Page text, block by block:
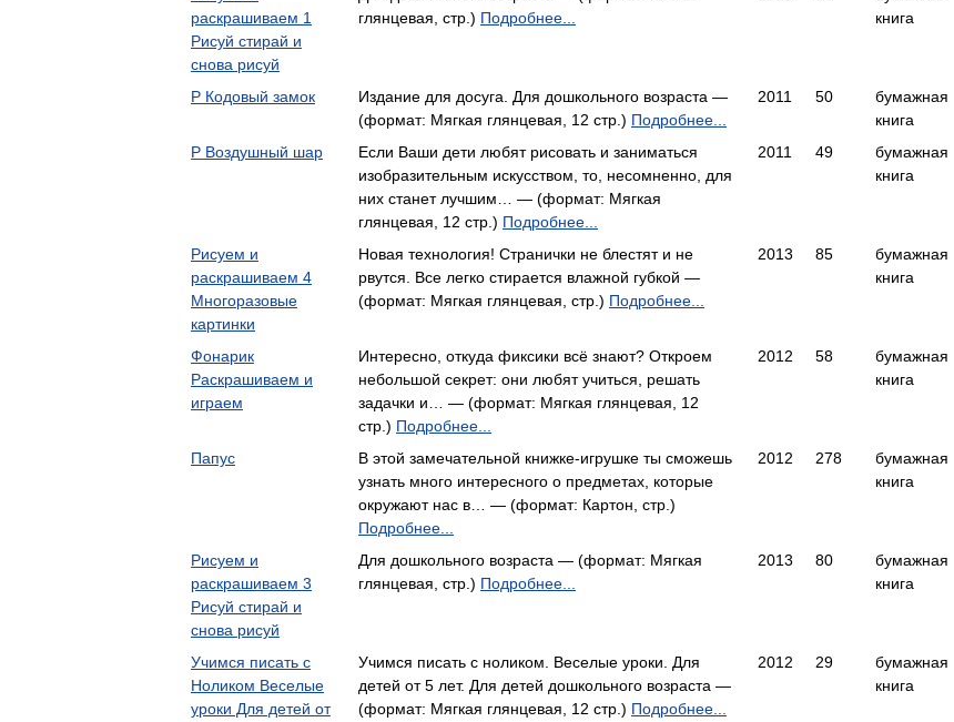
раскрашиваем 1
Рисуй стирай и
снова рисуй
глянцевая, стр.) Подробнее...
книга
Р Кодовый замок
Издание для досуга. Для дошкольного возраста —
(формат: Мягкая глянцевая, 12 стр.) Подробнее...
2011 50
бумажная
книга
Р Воздушный шар
Если Ваши дети любят рисовать и заниматься
изобразительным искусством, то, несомненно, для
них станет лучшим… — (формат: Мягкая
глянцевая, 12 стр.) Подробнее...
2011 49
бумажная
книга
Рисуем и
раскрашиваем 4
Многоразовые
картинки
Новая технология! Странички не блестят и не
рвутся. Все легко стирается влажной губкой —
(формат: Мягкая глянцевая, стр.) Подробнее...
2013 85
бумажная
книга
Фонарик
Раскрашиваем и
играем
Интересно, откуда фиксики всё знают? Откроем
небольшой секрет: они любят учиться, решать
задачки и… — (формат: Мягкая глянцевая, 12
стр.) Подробнее...
2012 58
бумажная
книга
Папус
В этой замечательной книжке-игрушке ты сможешь
узнать много интересного о предметах, которые
окружают нас в… — (формат: Картон, стр.)
Подробнее...
2012 278
бумажная
книга
Рисуем и
раскрашиваем 3
Рисуй стирай и
снова рисуй
Для дошкольного возраста — (формат: Мягкая
глянцевая, стр.) Подробнее...
2013 80
бумажная
книга
Учимся писать с
Ноликом Веселые
уроки Для детей от
Учимся писать с ноликом. Веселые уроки. Для
детей от 5 лет. Для детей дошкольного возраста —
(формат: Мягкая глянцевая, 12 стр.) Подробнее...
2012 29
бумажная
книга